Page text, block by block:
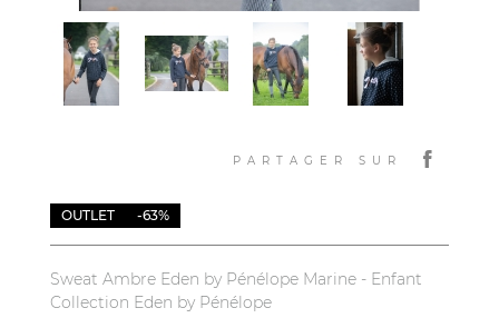
PARTAGER SUR
OUTLET -63%
Sweat Ambre Eden by Pénélope Marine - Enfant
Collection Eden by Pénélope